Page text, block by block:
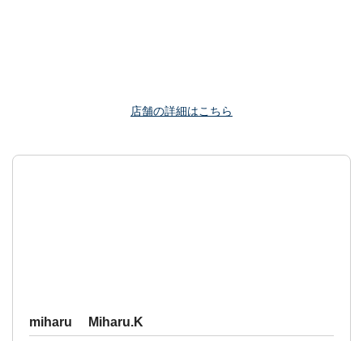
店舗の詳細はこちら
miharu Miharu.K